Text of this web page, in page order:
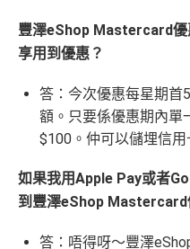
豐澤eShop Mastercard優
享用到優惠？
答：今次優惠每星期首
額。只要係優惠期內單
$100。仲可以儲埋信
如果我用Apple Pay或者
到豐澤eShop Mastercard
答：唔得呀～豐澤